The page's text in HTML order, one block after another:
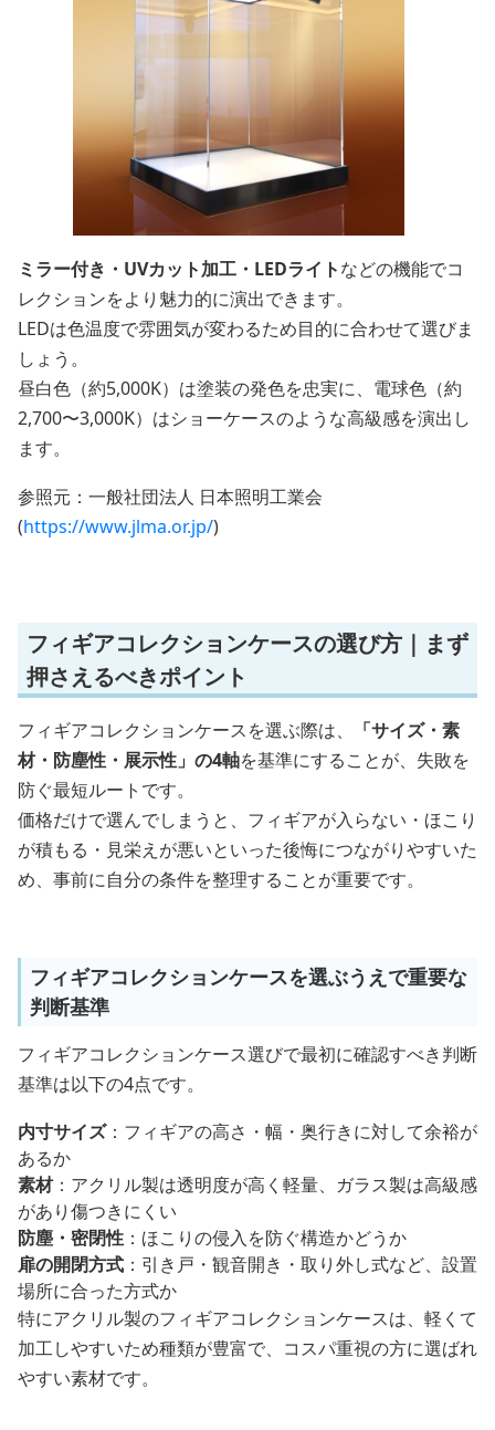
ミラー付き・UVカット加工・LEDライトなどの機能でコ
レクションをより魅力的に演出できます。
LEDは色温度で雰囲気が変わるため目的に合わせて選びま
しょう。
昼白色（約5,000K）は塗装の発色を忠実に、電球色（約
2,700〜3,000K）はショーケースのような高級感を演出し
ます。
参照元：一般社団法人 日本照明工業会
(https://www.jlma.or.jp/)
フィギアコレクションケースの選び方｜まず
押さえるべきポイント
フィギアコレクションケースを選ぶ際は、
「サイズ・素
材・防塵性・展示性」の4軸を基準にすることが、失敗を
防ぐ最短ルートです。
価格だけで選んでしまうと、フィギアが入らない・ほこり
が積もる・見栄えが悪いといった後悔につながりやすいた
め、事前に自分の条件を整理することが重要です。
フィギアコレクションケースを選ぶうえで重要な
判断基準
フィギアコレクションケース選びで最初に確認すべき判断
基準は以下の4点です。
内寸サイズ：フィギアの高さ・幅・奥行きに対して余裕が
あるか
素材：アクリル製は透明度が高く軽量、ガラス製は高級感
があり傷つきにくい
防塵・密閉性 ：ほこりの侵入を防ぐ構造かどうか
扉の開閉方式 ：引き戸・観音開き・取り外し式など、設置
場所に合った方式か
特にアクリル製のフィギアコレクションケースは、軽くて
加工しやすいため種類が豊富で、コスパ重視の方に選ばれ
やすい素材です。